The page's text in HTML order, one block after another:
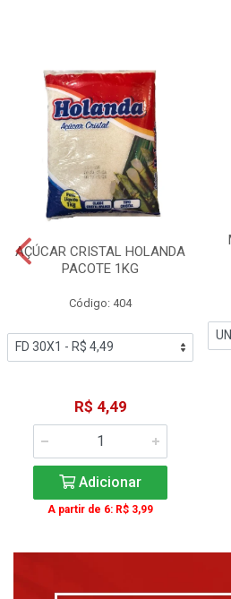
AÇÚCAR CRISTAL HOLANDA
PACOTE 1KG
Código: 404
R$ 4,49
Adicionar
A partir de 6: R$ 3,99